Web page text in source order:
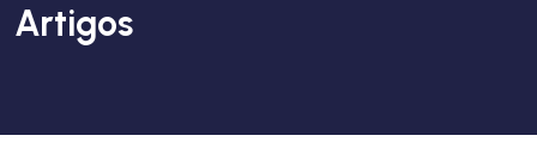
Artigos